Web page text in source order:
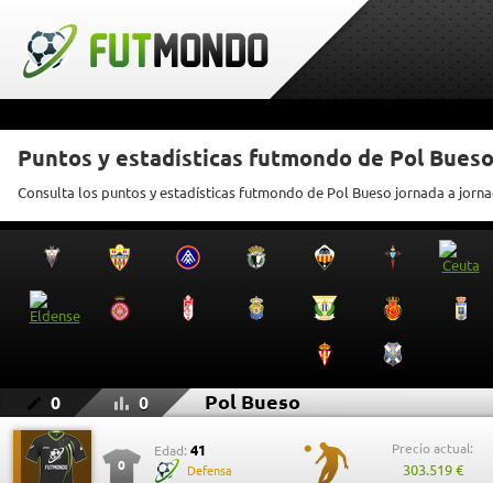
Puntos y estadísticas futmondo de Pol Bueso
Consulta los puntos y estadísticas futmondo de Pol Bueso jornada a
0 0 Pol Bueso
0
Edad: 41
Defensa
Precio actual:
303.519 €